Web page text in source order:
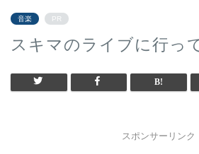
音楽 PR
スキマのライブに行っ
スポンサーリンク